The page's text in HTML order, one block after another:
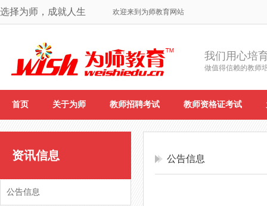
选择为师，成就人生 欢迎来到为师教育网站
我们用心培
做值得信赖的教师
首页 关于为师 教师招聘考试 教师资格证考试
资讯信息
公告信息
公告信息